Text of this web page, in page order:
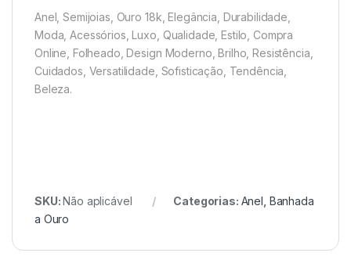
Anel, Semijoias, Ouro 18k, Elegância, Durabilidade,
Moda, Acessórios, Luxo, Qualidade, Estilo, Compra
Online, Folheado, Design Moderno, Brilho, Resistência,
Cuidados, Versatilidade, Sofisticação, Tendência,
Beleza.
SKU:Não aplicável Categorias: Anel Banhada
a Ouro